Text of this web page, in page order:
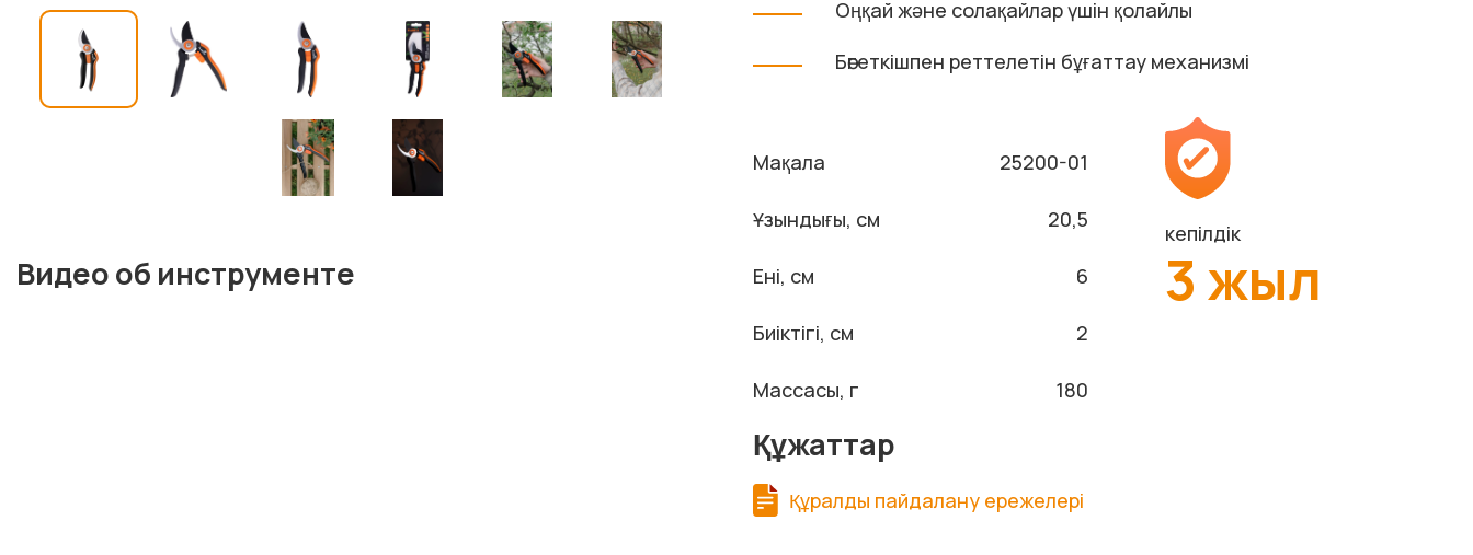
Видео об инструменте
Оңқай және солақайлар үшін қолайлы
Бөгеткішпен реттелетін бұғаттау механизмі
Мақала 25200-01
Ұзындығы, см 20,5
Ені, см 6
Биіктігі, см 2
Массасы, г 180
кепілдік
3 жыл
Құжаттар
Құралды пайдалану ережелері